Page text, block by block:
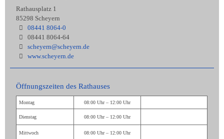
Rathausplatz 1
85298 Scheyern
08441 8064-0
08441 8064-64
scheyern@scheyern.de
www.scheyern.de
Öffnungszeiten des Rathauses
Montag 08:00 Uhr – 12:00 Uhr
Dienstag 08:00 Uhr – 12:00 Uhr
Mittwoch 08:00 Uhr – 12:00 Uhr